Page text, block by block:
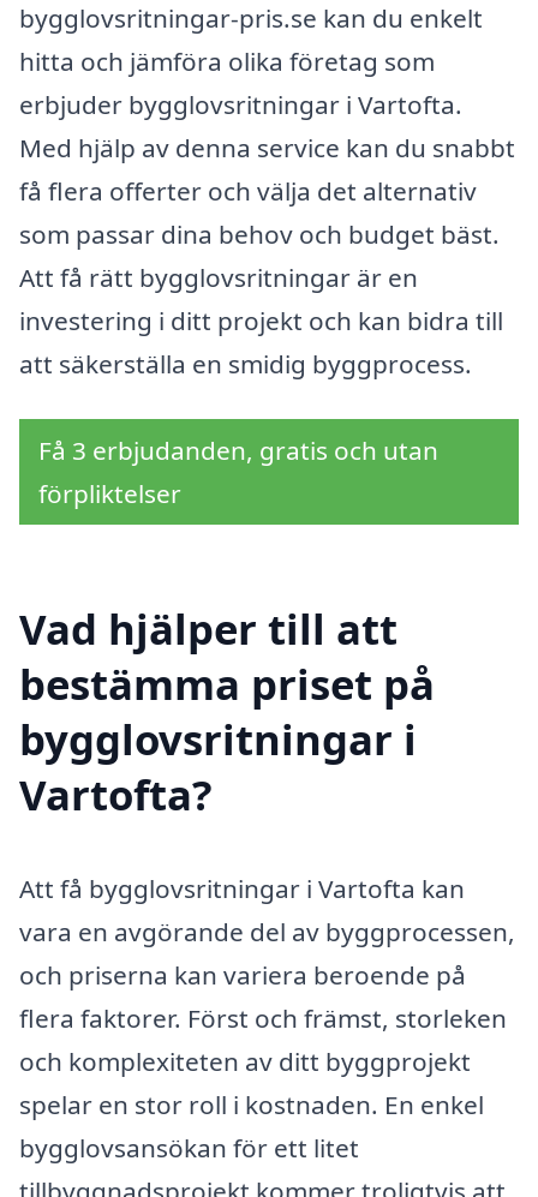
bygglovsritningar-pris.se kan du enkelt
hitta och jämföra olika företag som
erbjuder bygglovsritningar i Vartofta.
Med hjälp av denna service kan du snabbt
få flera offerter och välja det alternativ
som passar dina behov och budget bäst.
Att få rätt bygglovsritningar är en
investering i ditt projekt och kan bidra till
att säkerställa en smidig byggprocess.
Få 3 erbjudanden, gratis och utan
förpliktelser
Vad hjälper till att
bestämma priset på
bygglovsritningar i
Vartofta?
Att få bygglovsritningar i Vartofta kan
vara en avgörande del av byggprocessen,
och priserna kan variera beroende på
flera faktorer. Först och främst, storleken
och komplexiteten av ditt byggprojekt
spelar en stor roll i kostnaden. En enkel
bygglovsansökan för ett litet